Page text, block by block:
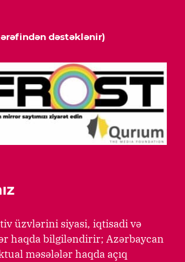
dəstəklənir)
üzvlərini siyasi, iqtisadi və
haqda bilgiləndirir; Azərbaycan
məsələlər haqda açıq